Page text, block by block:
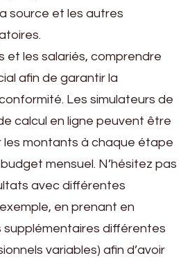
source et les autres
et les salariés, comprendre
afin de garantir la
Les simulateurs de
calcul en ligne peuvent être
les montants à chaque étape
mensuel. N’hésitez pas
avec différentes
en prenant en
différentes
variables) afin d’avoir